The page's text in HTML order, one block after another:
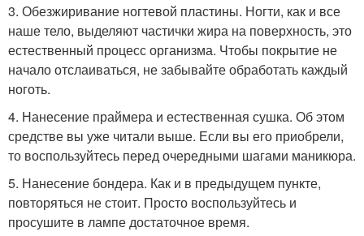
3. Обезжиривание ногтевой пластины. Ногти, как и все
наше тело, выделяют частички жира на поверхность, это
естественный процесс организма. Чтобы покрытие не
начало отслаиваться, не забывайте обработать каждый
ноготь.
4. Нанесение праймера и естественная сушка. Об этом
средстве вы уже читали выше. Если вы его приобрели,
то воспользуйтесь перед очередными шагами маникюра.
5. Нанесение бондера. Как и в предыдущем пункте,
повторяться не стоит. Просто воспользуйтесь и
просушите в лампе достаточное время.